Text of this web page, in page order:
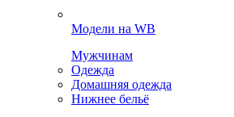
Модели на WB
Мужчинам
Одежда
Домашняя одежда
Нижнее бельё